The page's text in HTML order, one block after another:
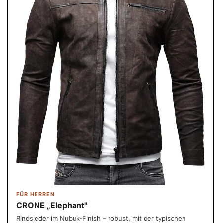
FÜR HERREN
CRONE „Elephant"
Rindsleder im Nubuk-Finish – robust, mit der typischen